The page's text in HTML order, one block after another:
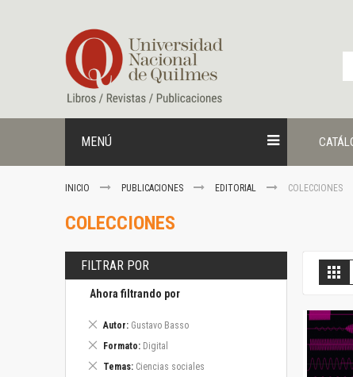
contenido
MENÚ
INICIO PUBLICACIONES EDITORIAL COLECCIONES
COLECCIONES
FILTRAR POR
Ahora filtrando por
Autor Gustavo Basso
Eliminar
artículo
Formato Digital
Eliminar
artículo
Temas Ciencias sociales
Eliminar